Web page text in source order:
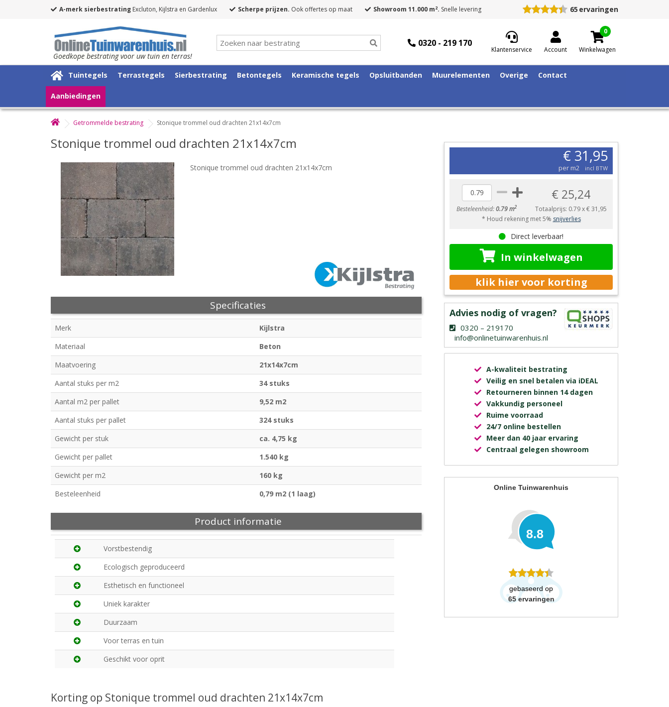
A-merk sierbestrating Excluton, Kijlstra en Gardenlux Scherpe prijzen. Ook offertes op maat Showroom 11.000 m2. Snelle levering 65 ervaringen
Goedkope bestrating voor uw tuin en terras!
0320 - 219 170
Klantenservice Account
0
Winkelwagen
Tuintegels Terrastegels Sierbestrating Betontegels Keramische tegels Opsluitbanden Muurelementen Overige Contact
Aanbiedingen
Getrommelde bestrating Stonique trommel oud drachten 21x14x7cm
Stonique trommel oud drachten 21x14x7cm
Stonique trommel oud drachten 21x14x7cm
Specificaties
Merk
Kijlstra
Materiaal
Beton
Maatvoering
21x14x7cm
Aantal stuks per m2
34 stuks
Aantal m2 per pallet
9,52 m2
Aantal stuks per pallet
324 stuks
Gewicht per stuk
ca. 4,75 kg
Gewicht per pallet
1.540 kg
Gewicht per m2
160 kg
Besteleenheid
0,79 m2 (1 laag)
Product informatie
Vorstbestendig
Ecologisch geproduceerd
Esthetisch en functioneel
Uniek karakter
Duurzaam
Voor terras en tuin
Geschikt voor oprit
Korting op Stonique trommel oud drachten 21x14x7cm
€ 31,95
per m2 incl BTW
Besteleenheid:0.79 m2
€ 25,24
Totaalprijs: 0.79x€ 31,95
* Houd rekening met 5% snijverlies
Direct leverbaar!
In winkelwagen
klik hier voor korting
Advies nodig of vragen?
0320 – 219170
info@onlinetuinwarenhuis.nl
A-kwaliteit bestrating
Veilig en snel betalen via iDEAL
Retourneren binnen 14 dagen
Vakkundig personeel
Ruime voorraad
24/7 online bestellen
Meer dan 40 jaar ervaring
Centraal gelegen showroom
Online Tuinwarenhuis
8.8
gebaseerd op
65 ervaringen